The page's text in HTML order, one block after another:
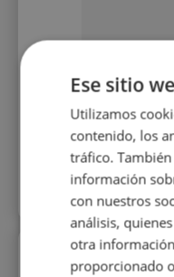
Más
Perfiles vistos
Ese sitio
Utilizamos
contenido, los
tráfico.
información
con nuestros
análisis,
otra
proporcionado